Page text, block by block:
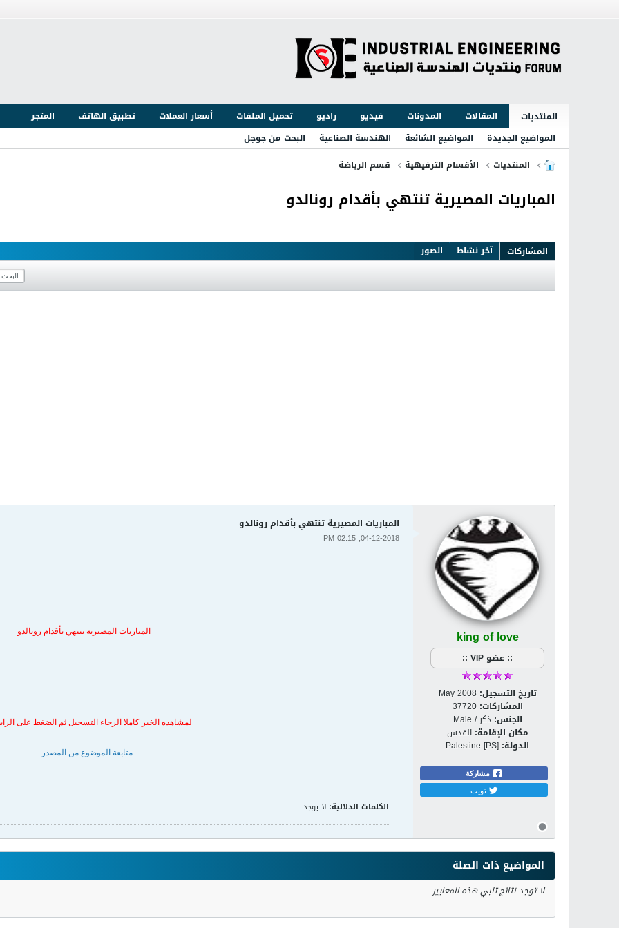
المنتديات المقالات المدونات فيديو راديو تحميل الملفات أسعار العملات تطبيق الهاتف
المتجر
المواضيع الجديدة
المواضيع الشائعة الهندسة الصناعية
البحث من جوجل
المنتديات
الأقسام الترفيهية قسم الرياضة
المباريات المصيرية تنتهي بأقدام رونالدو
المشاركات آخر نشاط الصور
king of love
:: عضو VIP ::
تاريخ التسجيل: May 2008
المشاركات: 37720
الجنس: ذكر / Male
مكان الإقامة: القدس
الدولة: Palestine [PS]
مشاركة
تويت
المباريات المصيرية تنتهي بأقدام رونالدو
04-12-2018, 02:15 PM
المباريات المصيرية تنتهي بأقدام رونالدو
لمشاهده الخبر كاملا الرجاء التسجيل ثم الضغط على
متابعة الموضوع من المصدر...
الكلمات الدلالية: لا يوجد
المواضيع ذات الصلة
لا توجد نتائج تلبي هذه المعايير.